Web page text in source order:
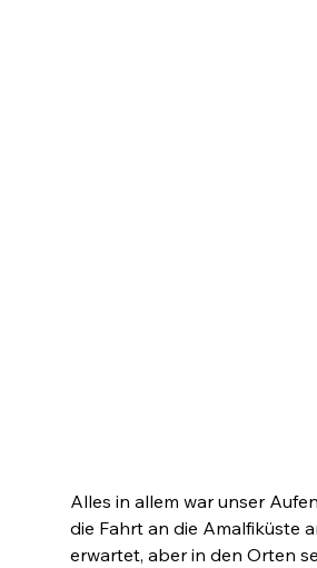
Alles in allem war unser
die Fahrt an die Amalfiküste
erwartet, aber in den Orten